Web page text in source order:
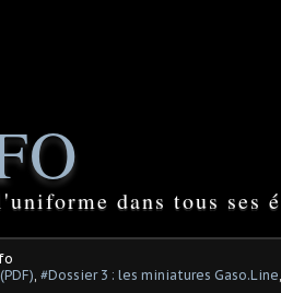
dans tous ses
, #Dossier 3 : les miniatures Gaso.Line